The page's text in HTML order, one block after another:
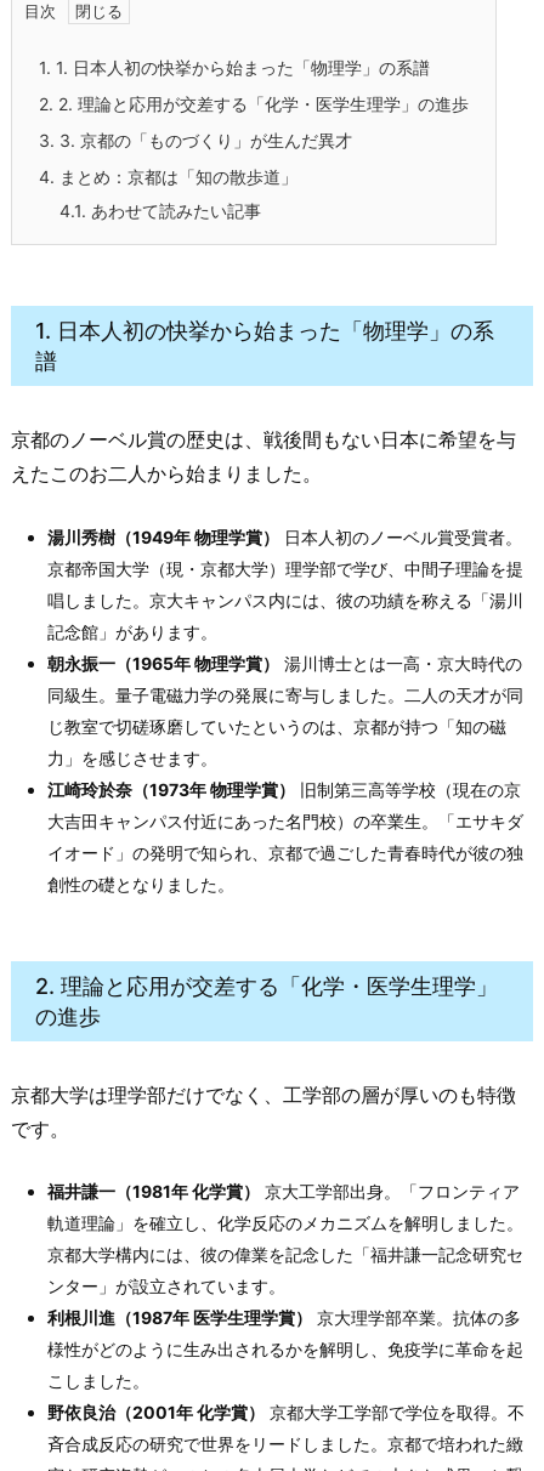
目次
1. 1. 日本人初の快挙から始まった「物理学」の系譜
2. 2. 理論と応用が交差する「化学・医学生理学」の進歩
3. 3. 京都の「ものづくり」が生んだ異才
4. まとめ：京都は「知の散歩道」
4.1. あわせて読みたい記事
1. 日本人初の快挙から始まった「物理学」の系
譜
京都のノーベル賞の歴史は、戦後間もない日本に希望を与
えたこのお二人から始まりました。
湯川秀樹（1949年 物理学賞）
日本人初のノーベル賞受賞者。
京都帝国大学（現・京都大学）理学部で学び、中間子理論を提
唱しました。京大キャンパス内には、彼の功績を称える「湯川
記念館」があります。
朝永振一（1965年 物理学賞）
湯川博士とは一高・京大時代の
同級生。量子電磁力学の発展に寄与しました。二人の天才が同
じ教室で切磋琢磨していたというのは、京都が持つ「知の磁
力」を感じさせます。
江崎玲於奈（1973年 物理学賞）
旧制第三高等学校（現在の京
大吉田キャンパス付近にあった名門校）の卒業生。「エサキダ
イオード」の発明で知られ、京都で過ごした青春時代が彼の独
創性の礎となりました。
2. 理論と応用が交差する「化学・医学生理学」
の進歩
京都大学は理学部だけでなく、工学部の層が厚いのも特徴
です。
福井謙一（1981年 化学賞）
京大工学部出身。「フロンティア
軌道理論」を確立し、化学反応のメカニズムを解明しました。
京都大学構内には、彼の偉業を記念した「福井謙一記念研究セ
ンター」が設立されています。
利根川進（1987年 医学生理学賞）
京大理学部卒業。抗体の多
様性がどのように生み出されるかを解明し、免疫学に革命を起
こしました。
野依良治（2001年 化学賞）
京都大学工学部で学位を取得。不
斉合成反応の研究で世界をリードしました。京都で培われた緻